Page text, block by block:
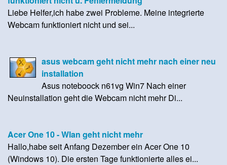
Liebe Helfer,ich habe zwei Probleme. Meine integrierte
Webcam funktioniert nicht und sei...
asus webcam geht nicht mehr nach einer neu
installation
Asus noteboock n61vg Win7 Nach einer
Neuinstallation geht die Webcam nicht mehr Di...
Acer One 10 - Wlan geht nicht mehr
Hallo,habe seit Anfang Dezember ein Acer One 10
(Windows 10). Die ersten Tage funktionierte alles ei...